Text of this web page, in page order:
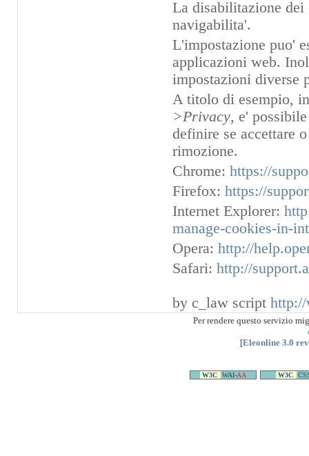
La disabilitazione
navigabilita'.
L'impostazione puo'
applicazioni web.
impostazioni diverse
A titolo di esempio,
>Privacy, e'
definire se accettare
rimozione.
Chrome:https://
Firefox:https://
Internet Explorer:
manage-cookies-in-
Opera:http://
Safari:http://
by c_law script
Per rendere questo servizio
[Eleonline 3.0
W3C WAI-AA W3C